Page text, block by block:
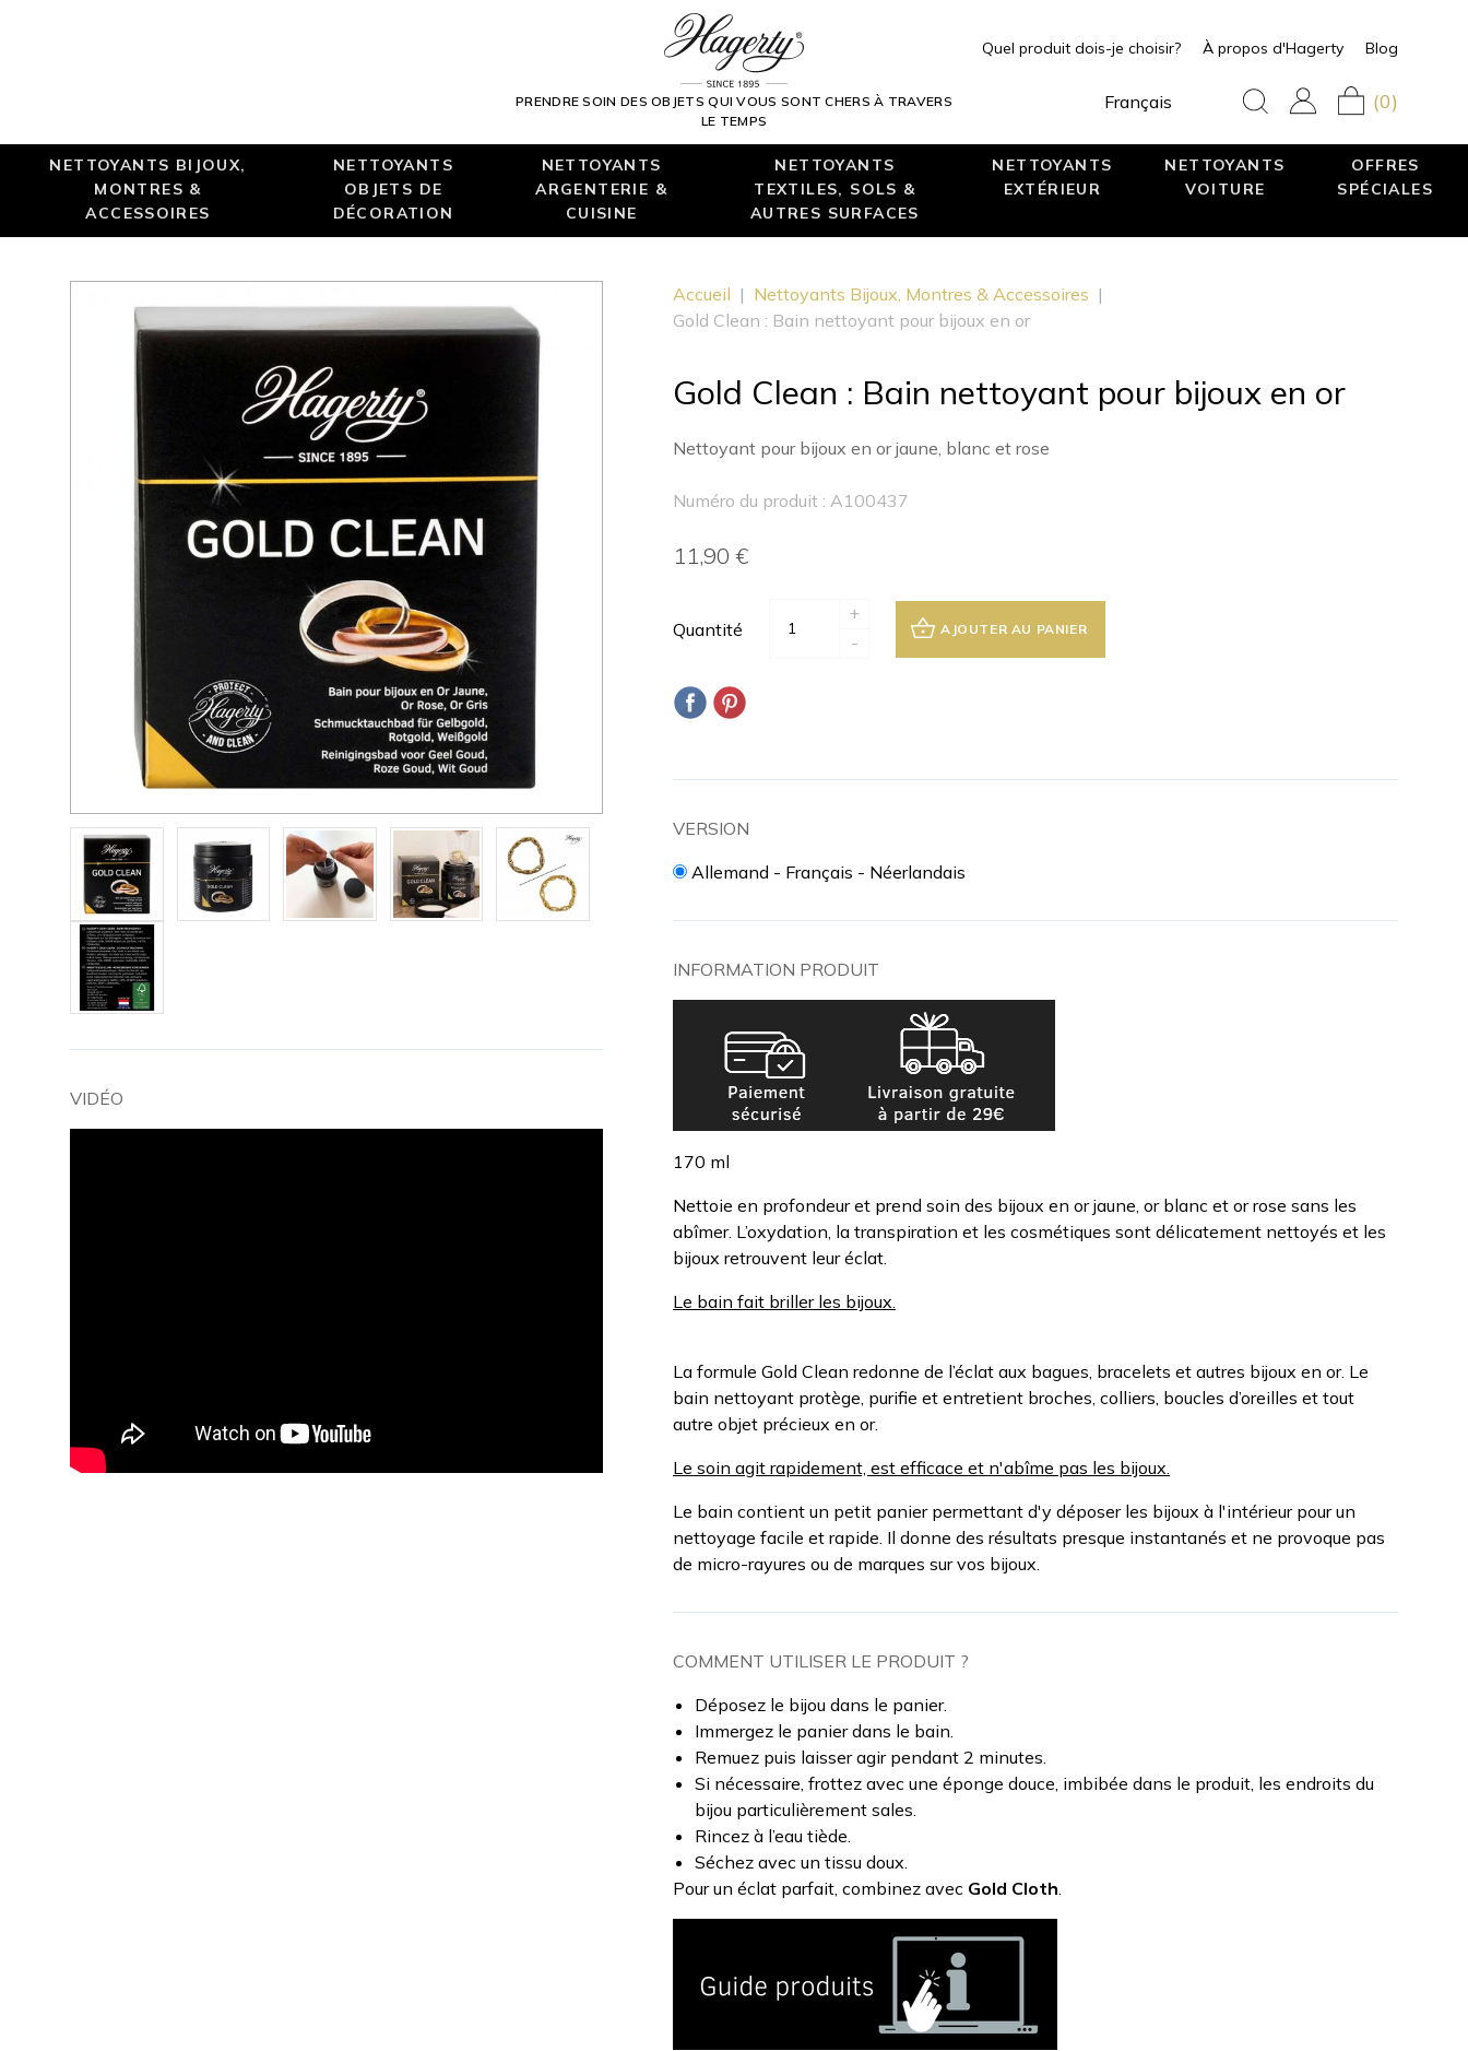
PRENDRE SOIN DES OBJETS QUI VOUS SONT CHERS À TRAVERS
LE TEMPS
Quel produit dois-je choisir? À propos d'Hagerty Blog
Français (0)
NETTOYANTS BIJOUX,
MONTRES &
ACCESSOIRES
NETTOYANTS
OBJETS DE
DÉCORATION
NETTOYANTS
ARGENTERIE &
CUISINE
NETTOYANTS
TEXTILES, SOLS &
AUTRES SURFACES
NETTOYANTS
EXTÉRIEUR
NETTOYANTS
VOITURE
OFFRES
SPÉCIALES
VIDÉO
Accueil | Nettoyants Bijoux, Montres & Accessoires |
Gold Clean : Bain nettoyant pour bijoux en or
Gold Clean : Bain nettoyant pour bijoux en or
Nettoyant pour bijoux en or jaune, blanc et rose
Numéro du produit : A100437
11,90 €
Quantité
+
-
AJOUTER AU PANIER
VERSION
Allemand - Français - Néerlandais
INFORMATION PRODUIT
170 ml
Nettoie en profondeur et prend soin des bijoux en or jaune, or blanc et or rose sans les
abîmer. L’oxydation, la transpiration et les cosmétiques sont délicatement nettoyés et les
bijoux retrouvent leur éclat.
Le bain fait briller les bijoux.
La formule Gold Clean redonne de l’éclat aux bagues, bracelets et autres bijoux en or. Le
bain nettoyant protège, purifie et entretient broches, colliers, boucles d’oreilles et tout
autre objet précieux en or.
Le soin agit rapidement, est efficace et n'abîme pas les bijoux.
Le bain contient un petit panier permettant d'y déposer les bijoux à l'intérieur pour un
nettoyage facile et rapide. Il donne des résultats presque instantanés et ne provoque pas
de micro-rayures ou de marques sur vos bijoux.
COMMENT UTILISER LE PRODUIT ?
Déposez le bijou dans le panier.
Immergez le panier dans le bain.
Remuez puis laisser agir pendant 2 minutes.
Si nécessaire, frottez avec une éponge douce, imbibée dans le produit, les endroits du
bijou particulièrement sales.
Rincez à l’eau tiède.
Séchez avec un tissu doux.
Pour un éclat parfait, combinez avec Gold Cloth.